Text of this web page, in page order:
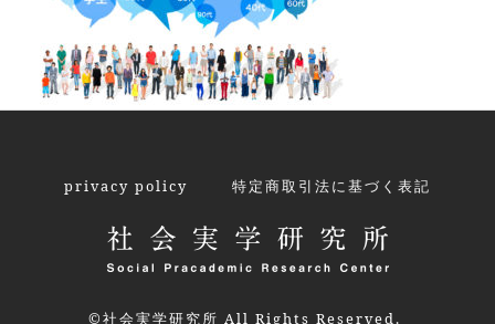
privacy policy 特定商取引法に基づく表記
©社会実学研究所 All Rights Reserved.